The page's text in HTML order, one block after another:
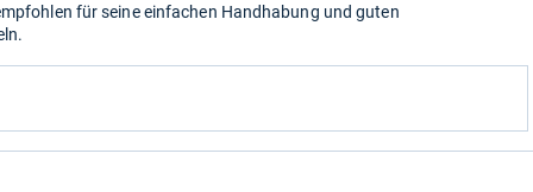
für seine einfachen Handhabung und guten